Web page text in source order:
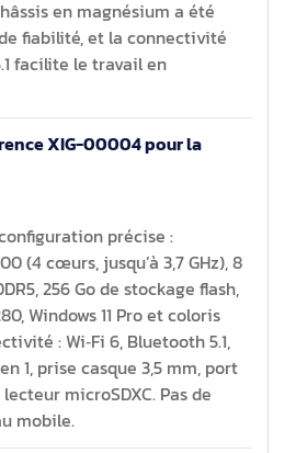
en magnésium a été
fiabilité, et la connectivité
facilite le travail en
XIG-00004 pour la
précise :
(4 cœurs, jusqu’à 3,7 GHz), 8
256 Go de stockage flash,
Windows 11 Pro et coloris
: Wi‑Fi 6, Bluetooth 5.1,
1, prise casque 3,5 mm, port
microSDXC. Pas de
mobile.